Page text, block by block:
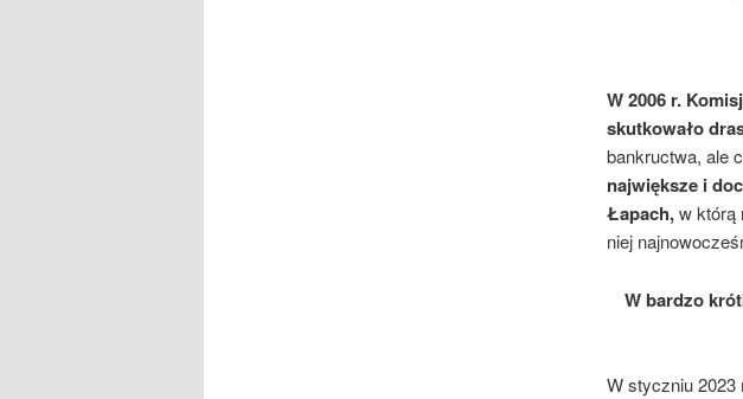
W 2006 r.
skutkowało
bankructwa, ale
największe i
Łapach,w którą
niej
W bardzo
W styczniu 2023